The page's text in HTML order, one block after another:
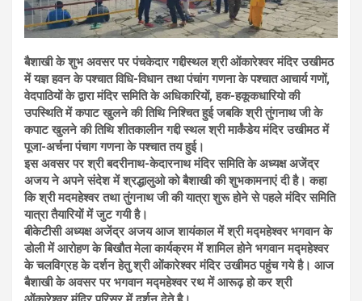
बैशाखी के शुभ अवसर पर पंचकेदार गद्दीस्थल श्री ओंकारेश्वर मंदिर उखीमठ
में यज्ञ हवन के पश्चात विधि-विधान तथा पंचांग गणना के पश्चात आचार्य गणों,
वेदपाठियों के द्वारा मंदिर समिति के अधिकारियों, हक-हकूकधारियो की
उपस्थिति में कपाट खुलने की तिथि निश्चित हुई जबकि श्री तुंगनाथ जी के
कपाट खुलने की तिथि शीतकालीन गद्दी स्थल श्री मार्कंडेय मंदिर उखीमठ में
पूजा-अर्चना पंचाग गणना के पश्चात तय हुई।
इस अवसर पर श्री बदरीनाथ-केदारनाथ मंदिर समिति के अध्यक्ष अजेंद्र
अजय ने अपने संदेश में श्रद्धालुओ को बैशाखी की शुभकामनाएं दी है। कहा
कि श्री मदमहेश्वर तथा तुंगनाथ जी की यात्रा शुरू होने से पहले मंदिर समिति
यात्रा तैयारियों में जुट गयी है।
बीकेटीसी अध्यक्ष अजेंद्र अजय आज शायंकाल में श्री मद्महेश्वर भगवान के
डोली में आरोहण के बिखौत मेला कार्यक्रम में शामिल होने भगवान मद्महेश्वर
के चलविग्रह के दर्शन हेतु श्री ओंकारेश्वर मंदिर उखीमठ पहुंच गये है। आज
बैशाखी के अवसर पर भगवान मद्महेश्वर रथ में आरूढ़ हो कर श्री